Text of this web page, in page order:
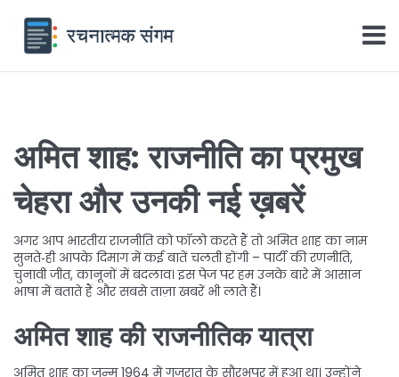
अमित शाह: राजनीति का प्रमुख
चेहरा और उनकी नई ख़बरें
अगर आप भारतीय राजनीति को फॉलो करते हैं तो अमित शाह का नाम
सुनते‑ही आपके दिमाग में कई बातें चलती होंगी – पार्टी की रणनीति,
चुनावी जीत, कानूनों में बदलाव। इस पेज पर हम उनके बारे में आसान
भाषा में बताते हैं और सबसे ताज़ा खबरें भी लाते हैं।
अमित शाह की राजनीतिक यात्रा
अमित शाह का जन्म 1964 में गुजरात के सौरभपुर में हुआ था। उन्होंने